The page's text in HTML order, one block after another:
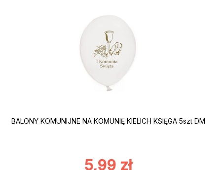
BALONY KOMUNIJNE NA KOMUNIĘ KIELICH KSIĘGA 5szt DM
5,99 zł